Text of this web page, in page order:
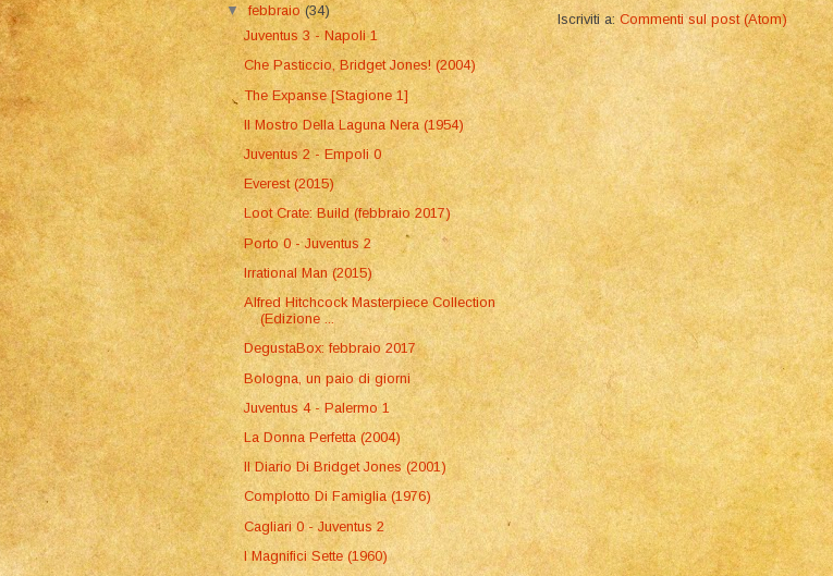
Iscriviti a:Commenti sul post (Atom)
▼febbraio(34)
Juventus 3 - Napoli 1
Che Pasticcio, Bridget Jones! (2004)
The Expanse [Stagione 1]
Il Mostro Della Laguna Nera (1954)
Juventus 2 - Empoli 0
Everest (2015)
Loot Crate: Build (febbraio 2017)
Porto 0 - Juventus 2
Irrational Man (2015)
Alfred Hitchcock Masterpiece Collection
(Edizione ...
DegustaBox: febbraio 2017
Bologna, un paio di giorni
Juventus 4 - Palermo 1
La Donna Perfetta (2004)
Il Diario Di Bridget Jones (2001)
Complotto Di Famiglia (1976)
Cagliari 0 - Juventus 2
I Magnifici Sette (1960)